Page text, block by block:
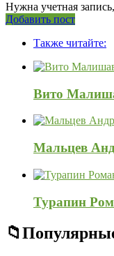
Нужна учетная запись,
Боковая
Добавить пост
120x600Также читайте:
Вито
Мальцев
Турапин